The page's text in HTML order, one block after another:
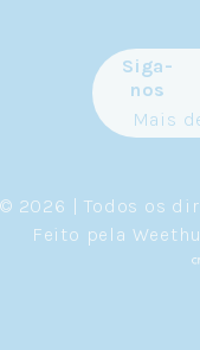
Siga-
nos
Mais
© 2026 | Todos os
Feito pela